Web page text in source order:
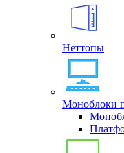
Неттопы
Моноблоки